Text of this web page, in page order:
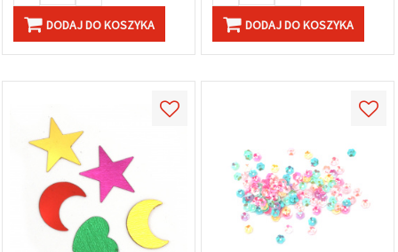
DODAJ DO KOSZYKA DODAJ DO KOSZYKA